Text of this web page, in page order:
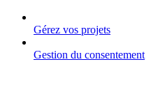
Gérez vos projets
Gestion du consentement